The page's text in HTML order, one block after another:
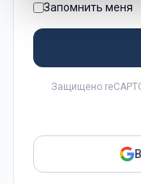
Запомнить меня
Защищено